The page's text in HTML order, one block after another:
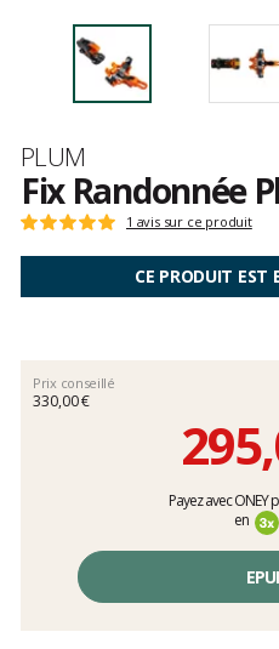
Marque
PLUM
Fix Randonnée
Les
Note
:
sur
1 avis sur ce produit
CE PRODUIT EST
Prix conseillé
330,00 €
Payez avec ONEY
en